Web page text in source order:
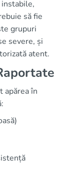
să fie
grupuri
severe, și
atent.
apărea în